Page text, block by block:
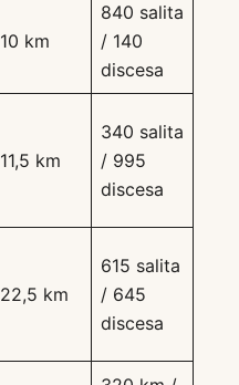
10 km
840 salita
/ 140
discesa
11,5 km
340 salita
/ 995
discesa
22,5 km
615 salita
/ 645
discesa